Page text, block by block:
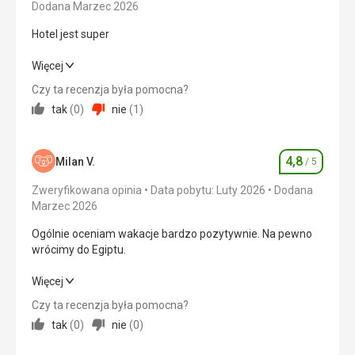
promocyjnymi. Ale bardzo czysto, codzienne sprzątanie.
Usługi
udogodnień, szczególnie dla rodzin z dziećmi.
Ta recenzja została automatycznie przetłumaczona za
pomocą Google Translate
Plaża
Petarda
Wyżywienie
Zakwaterowanie
Szczyt
Usługi
Szczyt
Ta recenzja została automatycznie przetłumaczona za
pomocą Google Translate
Dodana Marzec 2026
Hotel jest super
Hotel jest super
Wyżywienie
Okolica 5,0/ 5
Usługi 5,0/ 5
Więcej
Czy ta recenzja była pomocna?
tak(0) nie (1 )
Milan V. Ocena
4,8 / 5
Zweryfikowana opinia Data pobytu: Luty 2026
Dodana
Marzec 2026
Ogólnie oceniam wakacje bardzo pozytywnie. Na pewno
wrócimy do Egiptu.
Ogólnie oceniam wakacje bardzo pozytywnie. Na pewno
Wyżywienie
Więcej
Czy ta recenzja była pomocna?
tak(0) nie (0)